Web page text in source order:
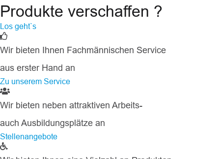
Produkte verschaffen ?
Los geht`s
Wir bieten Ihnen Fachmännischen Service
aus erster Hand an
Zu unserem Service
Wir bieten neben attraktiven Arbeits-
auch Ausbildungsplätze an
Stellenangebote